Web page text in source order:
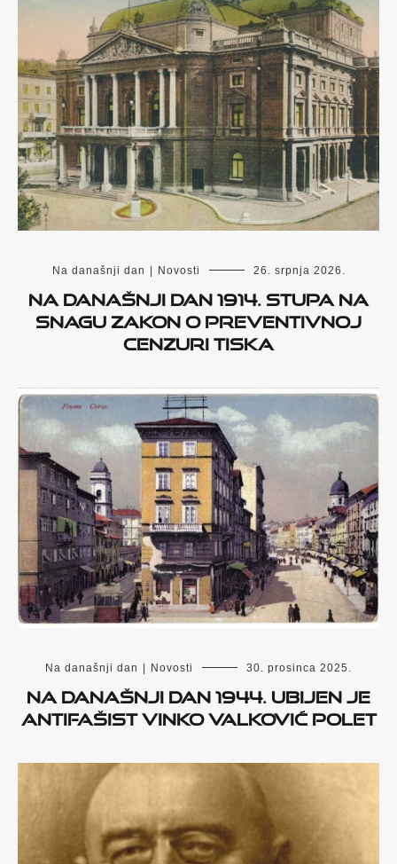
Na današnji dan | Novosti 26. srpnja 2026.
Na današnji dan 1914. stupa na
snagu zakon o preventivnoj
cenzuri tiska
Na današnji dan Novosti 30. prosinca 2025.
Na današnji dan 1944. ubijen je
antifašist Vinko Valković Polet